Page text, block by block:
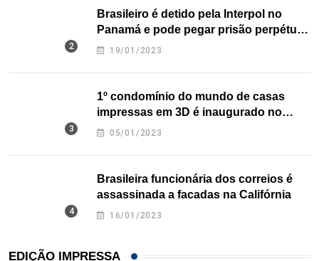
Brasileiro é detido pela Interpol no
Panamá e pode pegar prisão perpétua
nos EUA
19/01/2023
1º condomínio do mundo de casas
impressas em 3D é inaugurado no
Texas
05/01/2023
Brasileira funcionária dos correios é
assassinada a facadas na Califórnia
16/01/2023
EDIÇÃO IMPRESSA